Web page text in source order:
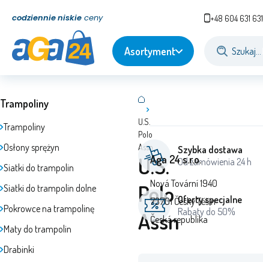
codziennie niskie ceny +48 604 631 631
Asortyment
Trampoliny
Trampoliny
Osłony sprężyn
Siatki do trampolin
Siatki do trampolin dolne
Pokrowce na trampolinę
Maty do trampolin
Drabinki
U.S.
Polo
Assn
U.S.
Polo
Assn
Szybka dostawa
Od zamówienia 24 h
Oferty specjalne
Rabaty do 50%
Aga 24 s.r.o.
Nová Tovární 1940
73701 Český Těšín
Česká republika